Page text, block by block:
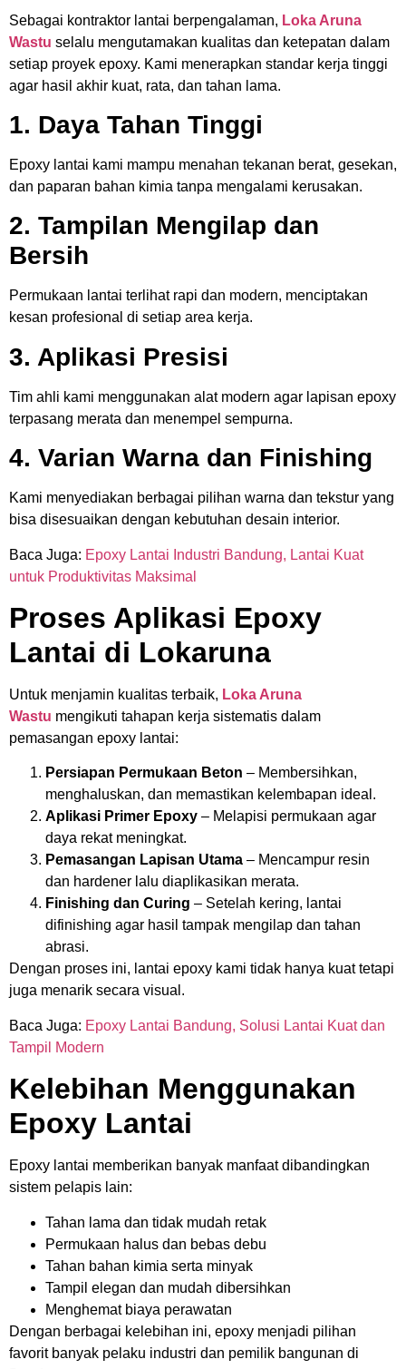
Sebagai kontraktor lantai berpengalaman, Loka Aruna
Wastu selalu mengutamakan kualitas dan ketepatan dalam
setiap proyek epoxy. Kami menerapkan standar kerja tinggi
agar hasil akhir kuat, rata, dan tahan lama.
1. Daya Tahan Tinggi
Epoxy lantai kami mampu menahan tekanan berat, gesekan,
dan paparan bahan kimia tanpa mengalami kerusakan.
2. Tampilan Mengilap dan
Bersih
Permukaan lantai terlihat rapi dan modern, menciptakan
kesan profesional di setiap area kerja.
3. Aplikasi Presisi
Tim ahli kami menggunakan alat modern agar lapisan epoxy
terpasang merata dan menempel sempurna.
4. Varian Warna dan Finishing
Kami menyediakan berbagai pilihan warna dan tekstur yang
bisa disesuaikan dengan kebutuhan desain interior.
Baca Juga: Epoxy Lantai Industri Bandung, Lantai Kuat
untuk Produktivitas Maksimal
Proses Aplikasi Epoxy
Lantai di Lokaruna
Untuk menjamin kualitas terbaik, Loka Aruna
Wastu mengikuti tahapan kerja sistematis dalam
pemasangan epoxy lantai:
Persiapan Permukaan Beton – Membersihkan,
menghaluskan, dan memastikan kelembapan ideal.
Aplikasi Primer Epoxy – Melapisi permukaan agar
daya rekat meningkat.
Pemasangan Lapisan Utama – Mencampur resin
dan hardener lalu diaplikasikan merata.
Finishing dan Curing – Setelah kering, lantai
difinishing agar hasil tampak mengilap dan tahan
abrasi.
Dengan proses ini, lantai epoxy kami tidak hanya kuat tetapi
juga menarik secara visual.
Baca Juga: Epoxy Lantai Bandung, Solusi Lantai Kuat dan
Tampil Modern
Kelebihan Menggunakan
Epoxy Lantai
Epoxy lantai memberikan banyak manfaat dibandingkan
sistem pelapis lain:
Tahan lama dan tidak mudah retak
Permukaan halus dan bebas debu
Tahan bahan kimia serta minyak
Tampil elegan dan mudah dibersihkan
Menghemat biaya perawatan
Dengan berbagai kelebihan ini, epoxy menjadi pilihan
favorit banyak pelaku industri dan pemilik bangunan di